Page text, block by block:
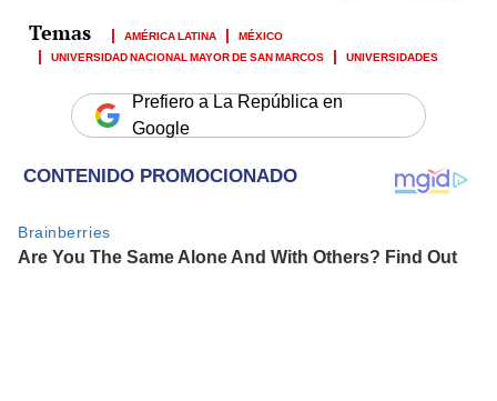
AMÉRICA LATINA
MÉXICO
UNIVERSIDAD NACIONAL MAYOR DE SAN MARCOS
UNIVERSIDADES
Prefiero a La República en
Google